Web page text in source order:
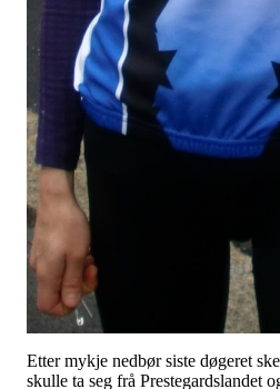
Etter mykje nedbør siste døgeret
skulle ta seg frå Prestegardslandet